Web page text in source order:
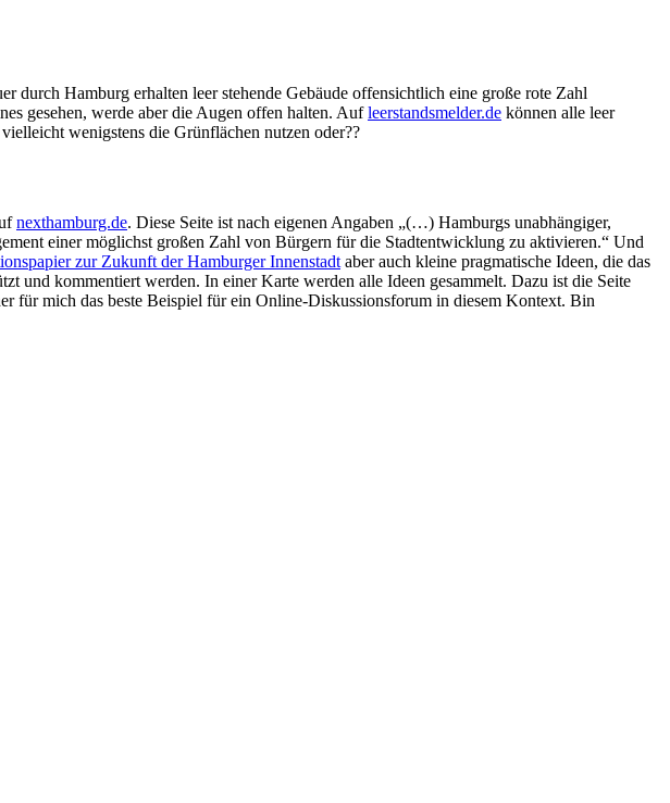
durch Hamburg erhalten leer stehende Gebäude offensichtlich eine große rote Zahl
gesehen, werde aber die Augen offen halten. Aufleerstandsmelder.de können alle leer
wenigstens die Grünflächen nutzen oder??
nexthamburg.de. Diese Seite ist nach eigenen Angaben „(…) Hamburgs unabhängiger,
einer möglichst großen Zahl von Bürgern für die Stadtentwicklung zu aktivieren.“ Und
zur Zukunft der Hamburger Innenstadt aber auch kleine pragmatische Ideen, die das
und kommentiert werden. In einer Karte werden alle Ideen gesammelt. Dazu ist die Seite
für mich das beste Beispiel für ein Online-Diskussionsforum in diesem Kontext. Bin